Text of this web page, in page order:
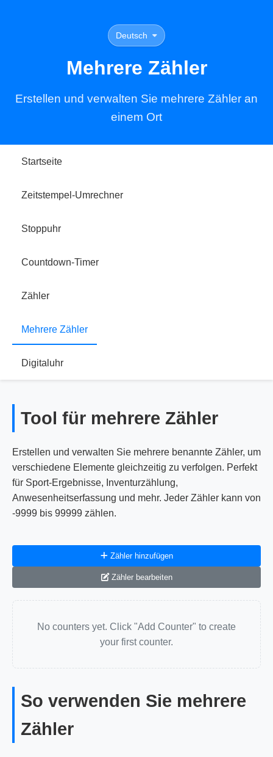
Deutsch
Mehrere Zähler
Erstellen und verwalten Sie mehrere Zähler an
einem Ort
Startseite
Zeitstempel-Umrechner
Stoppuhr
Countdown-Timer
Zähler
Mehrere Zähler
Digitaluhr
Tool für mehrere Zähler
Erstellen und verwalten Sie mehrere benannte Zähler, um
verschiedene Elemente gleichzeitig zu verfolgen. Perfekt
für Sport-Ergebnisse, Inventurzählung,
Anwesenheitserfassung und mehr. Jeder Zähler kann von
-9999 bis 99999 zählen.
Zähler hinzufügen
Zähler bearbeiten
No counters yet. Click "Add Counter" to create
your first counter.
So verwenden Sie mehrere
Zähler